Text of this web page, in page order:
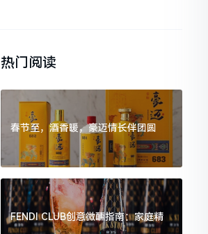
热门阅读
春节至，酒香暖，豪迈情长伴团圆
FENDI CLUB创意微醺指南：家庭精